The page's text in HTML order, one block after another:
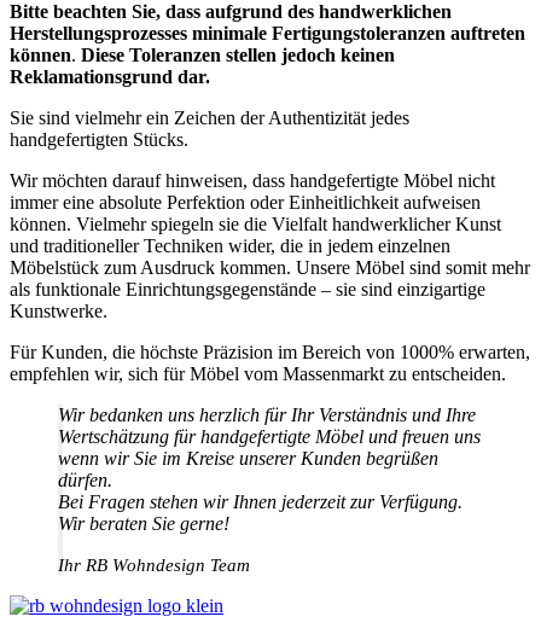
Bitte beachten Sie, dass aufgrund des handwerklichen
Herstellungsprozesses minimale Fertigungstoleranzen auftreten
können. Diese Toleranzen stellen jedoch keinen
Reklamationsgrund dar.
Sie sind vielmehr ein Zeichen der Authentizität jedes
handgefertigten Stücks.
Wir möchten darauf hinweisen, dass handgefertigte Möbel nicht
immer eine absolute Perfektion oder Einheitlichkeit aufweisen
können. Vielmehr spiegeln sie die Vielfalt handwerklicher Kunst
und traditioneller Techniken wider, die in jedem einzelnen
Möbelstück zum Ausdruck kommen. Unsere Möbel sind somit mehr
als funktionale Einrichtungsgegenstände – sie sind einzigartige
Kunstwerke.
Für Kunden, die höchste Präzision im Bereich von 1000% erwarten,
empfehlen wir, sich für Möbel vom Massenmarkt zu entscheiden.
Wir bedanken uns herzlich für Ihr Verständnis und Ihre
Wertschätzung für handgefertigte Möbel und freuen uns
wenn wir Sie im Kreise unserer Kunden begrüßen
dürfen.
Bei Fragen stehen wir Ihnen jederzeit zur Verfügung.
Wir beraten Sie gerne!
Ihr RB Wohndesign Team